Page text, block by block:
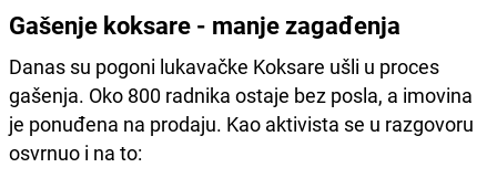
Gašenje koksare - manje zagađenja
Danas su pogoni lukavačke Koksare ušli u proces
gašenja. Oko 800 radnika ostaje bez posla, a imovina
je ponuđena na prodaju. Kao aktivista se u razgovoru
osvrnuo i na to: